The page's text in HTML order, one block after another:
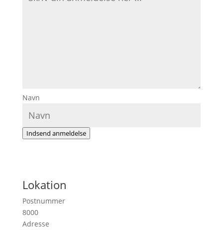
Navn
Indsend anmeldelse
Lokation
Postnummer
8000
Adresse